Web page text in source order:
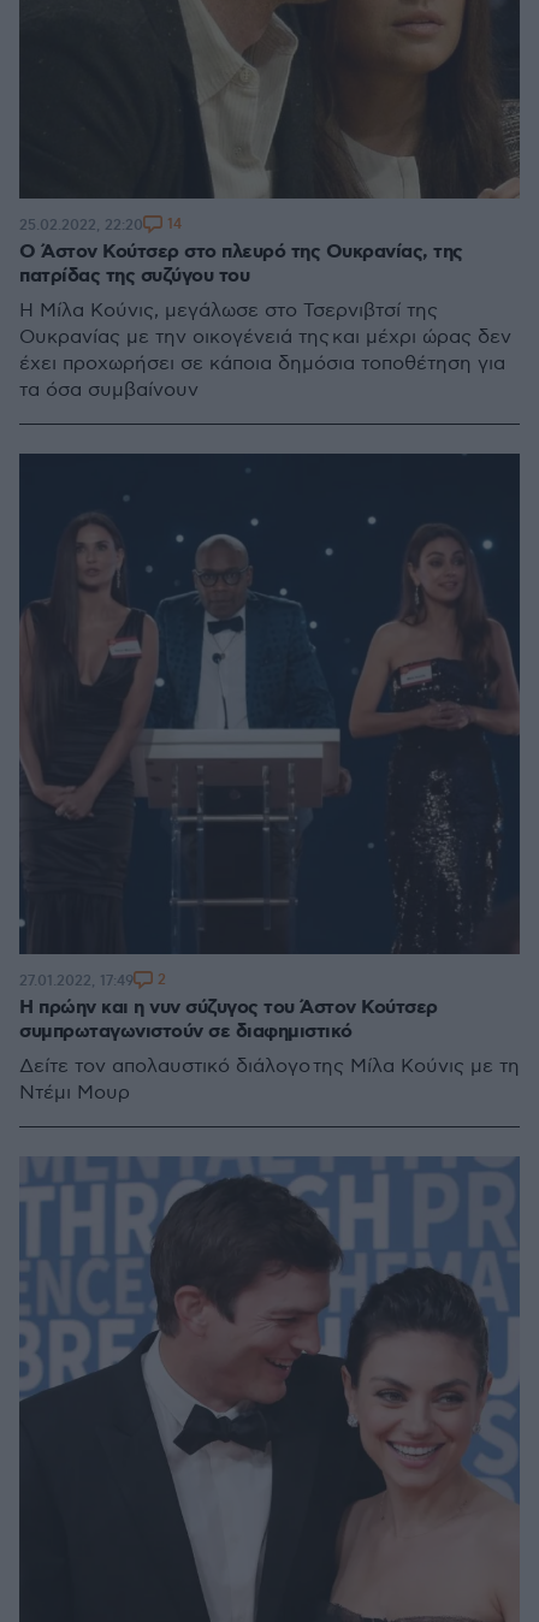
O Άστον Κούτσερ στο πλευρό της Ουκρανίας, της
πατρίδας της συζύγου του
Η Μίλα Κούνις, μεγάλωσε στο Τσερνιβτσί της
Ουκρανίας με την οικογένειά της και μέχρι ώρας δεν
έχει προχωρήσει σε κάποια δημόσια τοποθέτηση για
τα όσα συμβαίνουν
25.02.2022, 22:20 14
Η πρώην και η νυν σύζυγος του Άστον Κούτσερ
συμπρωταγωνιστούν σε διαφημιστικό
Δείτε τον απολαυστικό διάλογο της Μίλα Κούνις με τη
Ντέμι Μουρ
27.01.2022, 17:49 2